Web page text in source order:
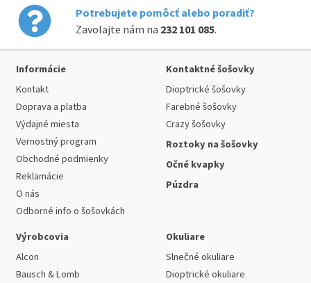
Potrebujete pomôcť alebo poradiť?
Zavolajte nám na 232 101 085.
Informácie
Kontakt
Doprava a platba
Výdajné miesta
Vernostný program
Obchodné podmienky
Reklamácie
O nás
Odborné info o šošovkách
Kontaktné šošovky
Dioptrické šošovky
Farebné šošovky
Crazy šošovky
Roztoky na šošovky
Očné kvapky
Púzdra
Výrobcovia
Alcon
Bausch & Lomb
Okuliare
Slnečné okuliare
Dioptrické okuliare